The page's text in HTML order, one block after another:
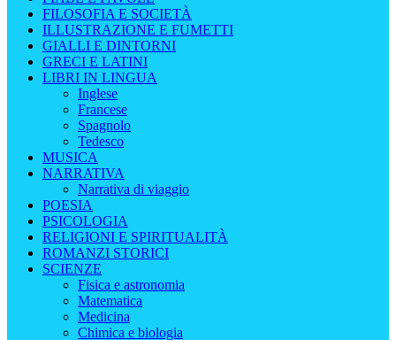
FILOSOFIA E SOCIETÀ
ILLUSTRAZIONE E FUMETTI
GIALLI E DINTORNI
GRECI E LATINI
LIBRI IN LINGUA
Inglese
Francese
Spagnolo
Tedesco
MUSICA
NARRATIVA
Narrativa di viaggio
POESIA
PSICOLOGIA
RELIGIONI E SPIRITUALITÀ
ROMANZI STORICI
SCIENZE
Fisica e astronomia
Matematica
Medicina
Chimica e biologia